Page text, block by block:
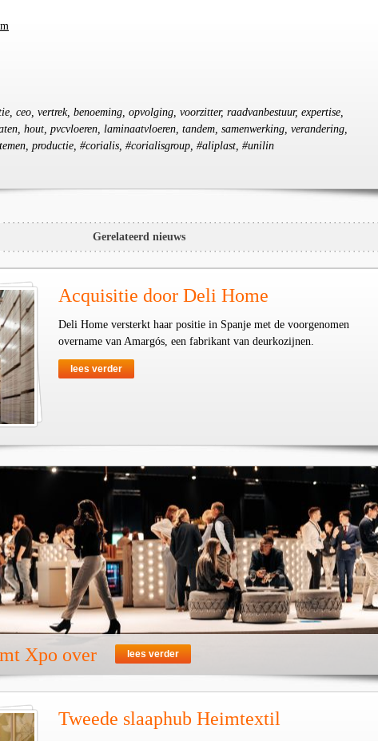
ceo, vertrek, benoeming, opvolging, voorzitter, raadvanbestuur, expertise,
hout, pvcvloeren, laminaatvloeren, tandem, samenwerking, verandering,
productie, #corialis, #corialisgroup, #aliplast, #unilin
Gerelateerd nieuws
Acquisitie door Deli Home
Deli Home versterkt haar positie in Spanje met de voorgenomen
overname van Amargós, een fabrikant van deurkozijnen.
lees verder
Xpo over lees verder
Tweede slaaphub Heimtextil